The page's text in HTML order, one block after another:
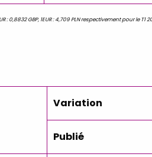
GBP, 1EUR : 4,709 PLN respectivement pour le T1
Variation
Publié